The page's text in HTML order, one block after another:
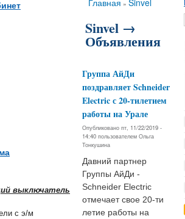
выключатель
с э/м
Вы здесь
Главная » Sinvel
Sinvel →
Объявления
Группа АйДи
поздравляет Schneider
Electric с 20-тилетием
работы на Урале
Опубликовано пт, 11/22/2019 -
14:40 пользователем Ольга
Тонкушина
Давний партнер
Группы АйДи -
Schneider Electric
отмечает свое 20-ти
летие работы на